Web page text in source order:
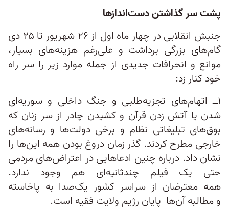
پشت سر گذاشتن دست‌اندازها
جنبش انقلابی در چهار ماه اول از ۲۶ شهریور تا ۲۵ دی
گام‌های بزرگی برداشت و علی‌رغم هزینه‌های بسیار،
موانع و انحرافات جدی​دی از جمله موارد زیر را سر راه
خود کنار زد:
۱ــ اتهام‌های تجزیه‌طلبی و جنگ داخلی و سوریه‌ای
شدن یا آتش زدن قرآن و کشیدن چادر از سر زنان که
بوق‌های تبلیغاتی نظام و برخی دولت​‌ها و رسانه​‌های
خارجی مطرح کردند. گذر زمان دروغ بودن همه‌ این‌ها را
نشان داد. درباره چنین ادعاهایی در اعتراض‌های مردمی
حتی یک فیلم چندثانیه‌ای هم وجود ندارد.
همه‌ معترضان از سراسر کشور یک‌صدا به پاخاسته
و مطالبه‌ آن‌ها پایان رژیم ولایت فقیه است.